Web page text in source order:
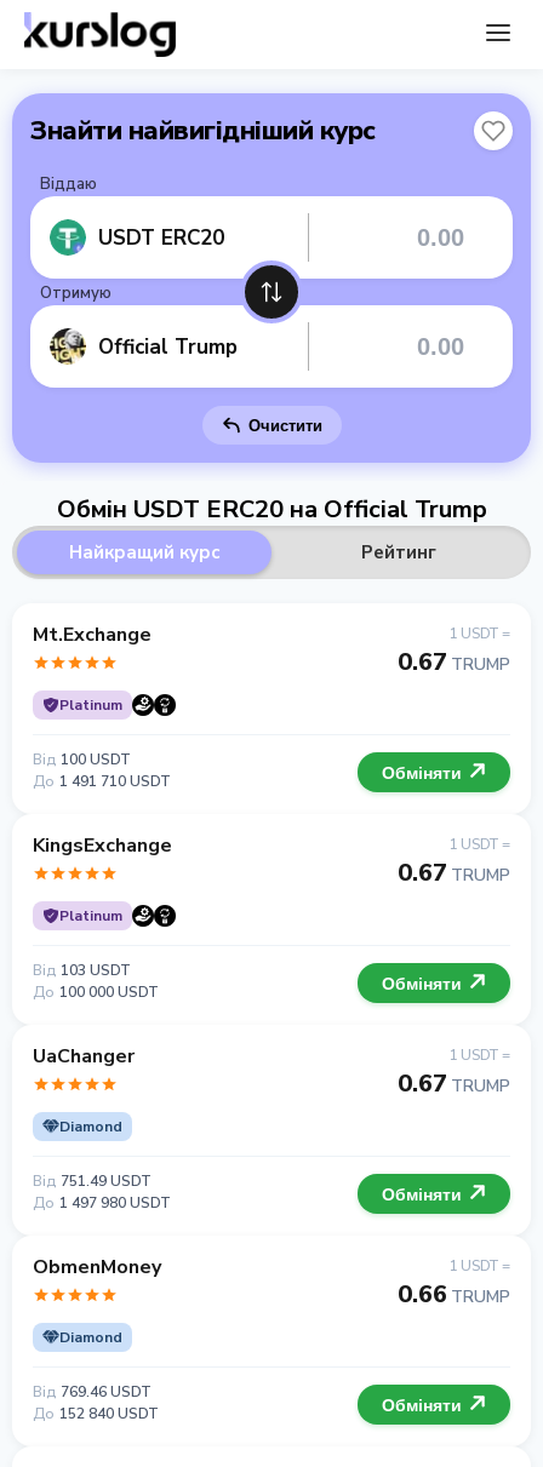
Знайти найвигідніший курс
Віддаю
USDT ERC20
Отримую
Official Trump
Очистити
Обмін USDT ERC20 на Official Trump
Найкращий курс Рейтинг
Mt.Exchange
Platinum
1 USDT =
0.67 TRUMP
Від 100 USDT
До 1 491 710 USDT Обміняти
KingsExchange
Platinum
1 USDT =
0.67 TRUMP
Від 103 USDT
До 100 000 USDT Обміняти
UaChanger
Diamond
1 USDT =
0.67 TRUMP
Від 751.49 USDT
До 1 497 980 USDT Обміняти
ObmenMoney
Diamond
1 USDT =
0.66 TRUMP
Від 769.46 USDT
До 152 840 USDT Обміняти